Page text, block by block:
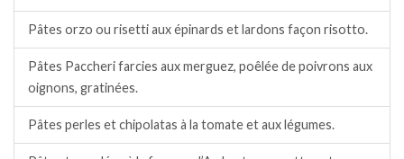
Pâtes orzo ou risetti aux épinards et lardons façon risotto.
Pâtes Paccheri farcies aux merguez, poêlée de poivrons aux
oignons, gratinées.
Pâtes perles et chipolatas à la tomate et aux légumes.